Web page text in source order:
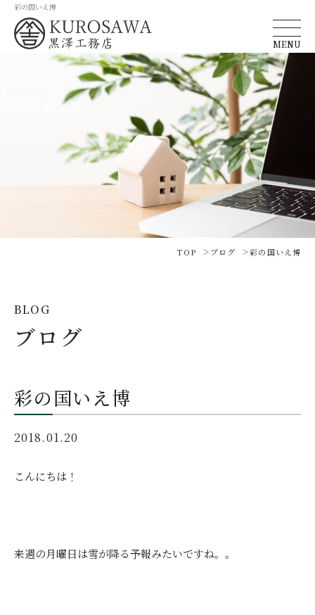
彩の国いえ博
MENU
TOP ブログ 彩の国いえ博
BLOG
ブログ
彩の国いえ博
2018.01.20
こんにちは！
来週の月曜日は雪が降る予報みたいですね。。